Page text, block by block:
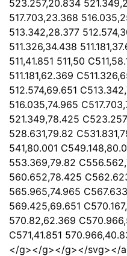
523.257,20.834
517.703,23.368
513.342,28.377
511.326,34.438
511,41.851 511,50
511.181,62.369
512.574,69.651
516.035,74.965
521.349,78.425
528.631,79.82
541,80.001
553.369,79.82
560.652,78.425
565.965,74.965
569.425,69.651
570.82,62.369
C571,41.851
</g></g></g></svg></